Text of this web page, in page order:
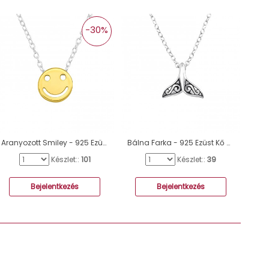
Aranyozott Smiley - 925 Ezüst Kő Nélküli Nyakláncok A4S44142
-30%
Készlet:: 101
Bejelentkezés
Bálna Farka - 925 Ezüst Kő nélküli nyakláncok A4S32235
Készlet:: 39
Bejelentkezés